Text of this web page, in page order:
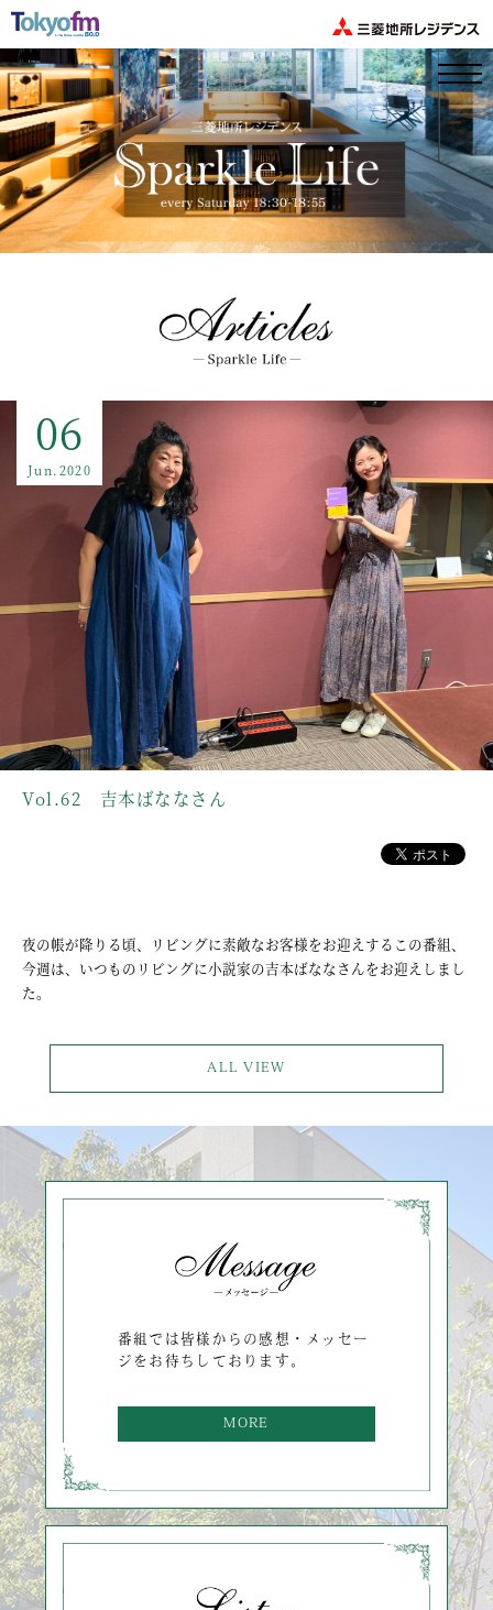
06
Jun.2020
Vol.62 吉本ばななさん
夜の帳が降りる頃、リビングに素敵なお客様をお迎えするこの番組、
今週は、いつものリビングに小説家の吉本ばななさんをお迎えしまし
た。
ALL VIEW
番組では皆様からの感想・メッセー
ジをお待ちしております。
MORE